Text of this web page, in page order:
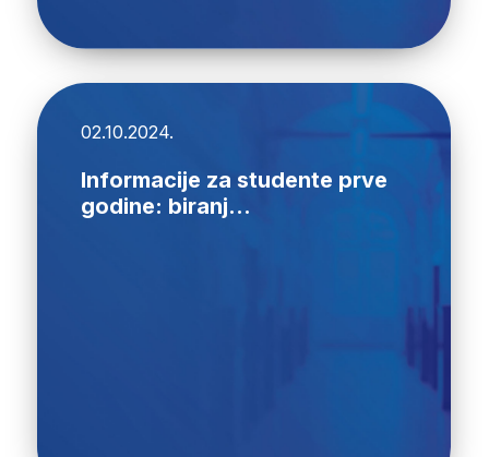
02.10.2024.
Informacije za studente prve
godine: biranj...